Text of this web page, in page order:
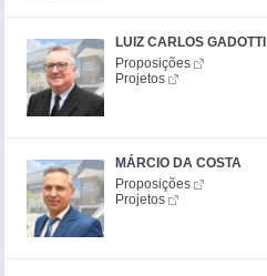
LUIZ CARLOS GADOTTI
Proposições
Projetos
MÁRCIO DA COSTA
Proposições
Projetos